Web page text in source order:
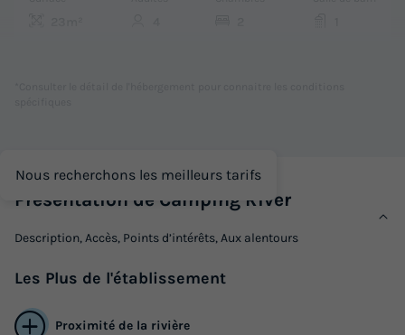
du12/09/2026au 19/09/2026
Nous recherchons les meilleurs tarifs
Présentation de Camping River
Description, Accès, Points d’intérêts, Aux alentours
Les Plus de l'établissement
Proximité de la rivière